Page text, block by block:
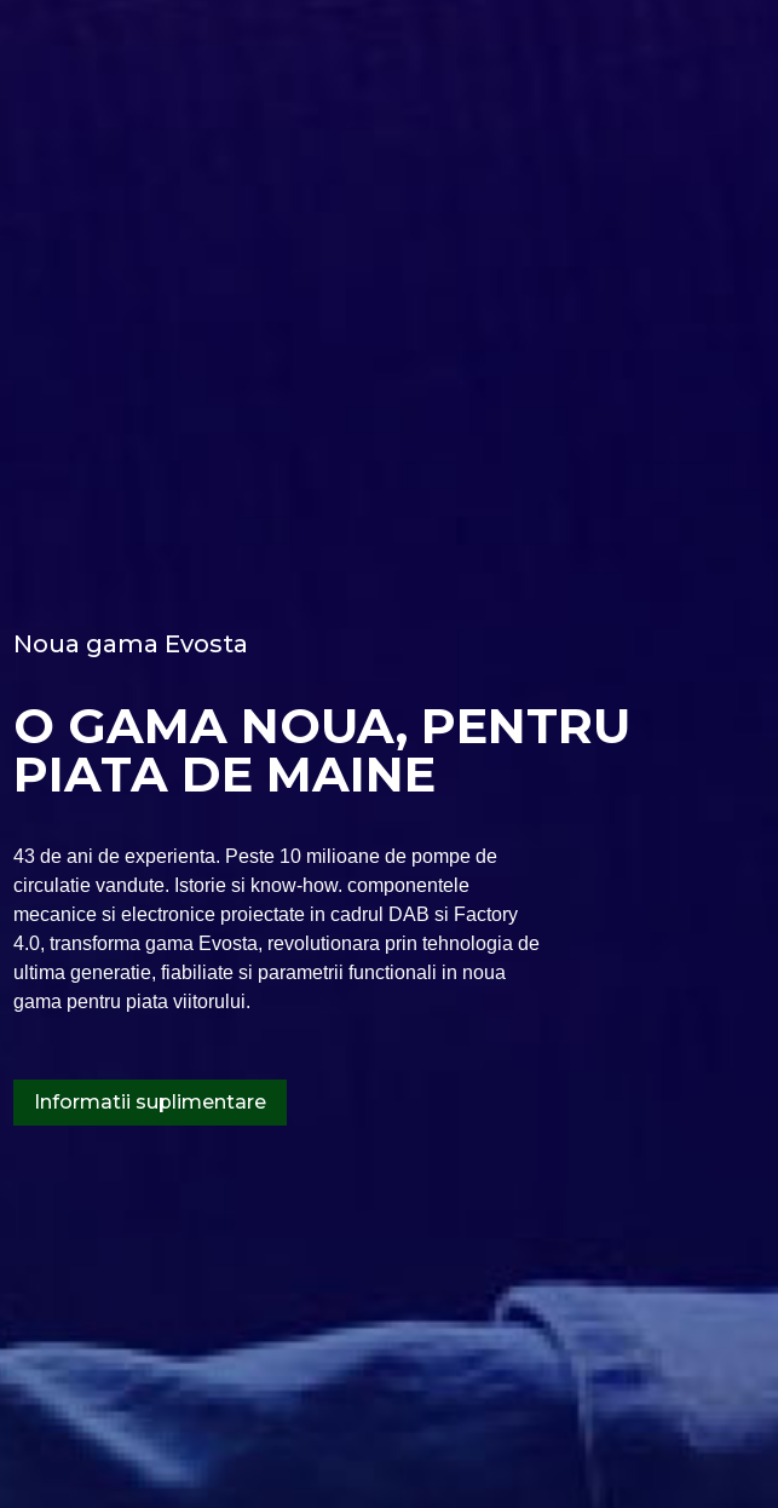
Noua gama Evosta
O GAMA NOUA, PENTRU
PIATA DE MAINE
43 de ani de experienta. Peste 10 milioane de pompe de
circulatie vandute. Istorie si know-how. componentele
mecanice si electronice proiectate in cadrul DAB si Factory
4.0, transforma gama Evosta, revolutionara prin tehnologia de
ultima generatie, fiabiliate si parametrii functionali in noua
gama pentru piata viitorului.
Informatii suplimentare